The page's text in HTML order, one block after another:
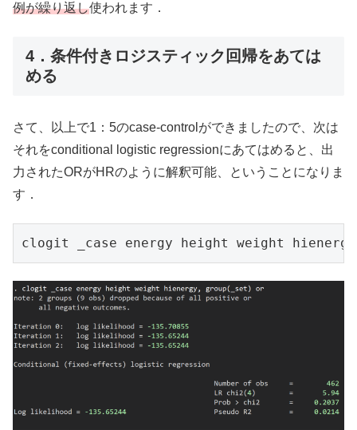
例が繰り返し使われます．
4．条件付きロジスティック回帰をあては
める
さて、以上で1：5のcase-controlができましたので、次は
それをconditional logistic regressionにあてはめると、出
力されたORがHRのように解釈可能、ということになりま
す．
clogit _case energy height weight